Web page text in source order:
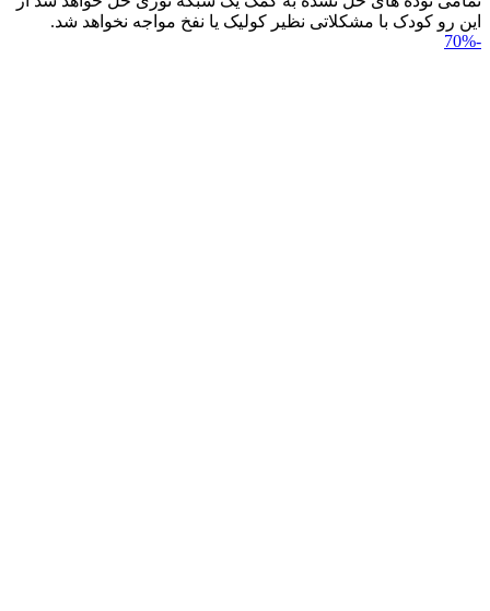
این رو کودک با مشکلاتی نظیر کولیک یا نفخ مواجه نخواهد شد.
-70%